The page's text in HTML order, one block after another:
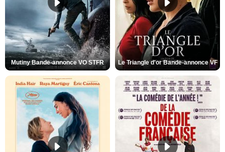
Mutiny Bande-annonce VO STFR Le Triangle d'or Bande-annonce VF